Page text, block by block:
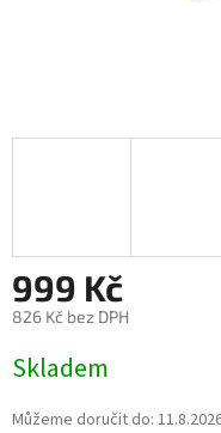
999 Kč
826 Kč bez DPH
cena:
Skladem
Můžeme doručit do: